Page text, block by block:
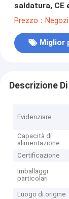
saldatura,
trasduttore
Prezzo：
Miglior
Descrizione
Evidenziare
Capacità di
alimentazione
Certificazione
Imballaggi
particolari
Luogo di origine